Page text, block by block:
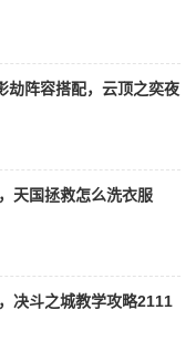
劫阵容搭配，云顶之奕夜
天国拯救怎么洗衣服
决斗之城教学攻略2111